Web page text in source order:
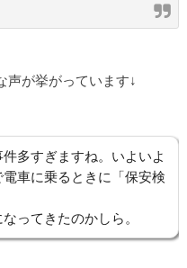
声が挙がっています↓
多すぎますね。いよいよ
車に乗るときに「保安検
ってきたのかしら。